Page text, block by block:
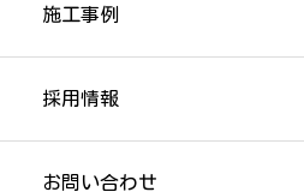
施工事例
採用情報
お問い合わせ